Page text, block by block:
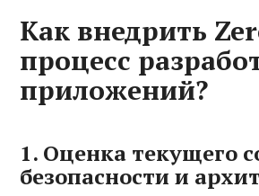
Как внедрить
процесс
приложений?
1. Оценка текущего
безопасности и